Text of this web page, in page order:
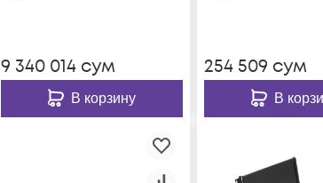
9 340 014сум
В корзину
08045-20BC)
254 509 сум
В